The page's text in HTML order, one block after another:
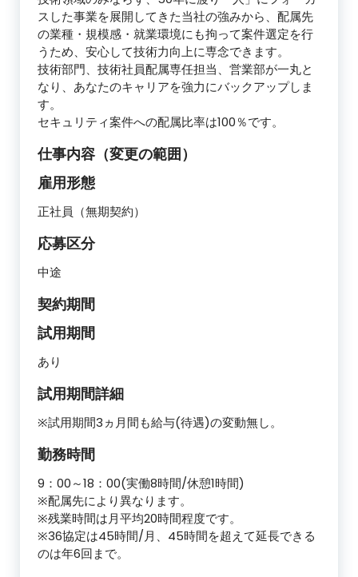
スした事業を展開してきた当社の強みから、配属先
の業種・規模感・就業環境にも拘って案件選定を行
うため、安心して技術力向上に専念できます。
技術部門、技術社員配属専任担当、営業部が一丸と
なり、あなたのキャリアを強力にバックアップしま
す。
セキュリティ案件への配属比率は100％です。
仕事内容（変更の範囲）
雇用形態
正社員（無期契約）
応募区分
中途
契約期間
試用期間
あり
試用期間詳細
※試用期間3ヵ月間も給与(待遇)の変動無し。
勤務時間
9：00～18：00(実働8時間/休憩1時間)
※配属先により異なります。
※残業時間は月平均20時間程度です。
※36協定は45時間/月、45時間を超えて延長できる
のは年6回まで。